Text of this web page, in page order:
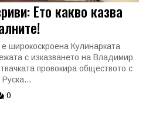
Ето какво казва
широкоскроена Кулинарката
с изказването на Владимир
провокира обществото с
0